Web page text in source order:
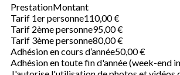
PrestationMontant
Tarif 1er personne110,00 €
Tarif 2ème personne95,00 €
Tarif 3ème personne80,00 €
Adhésion en cours d’année50,00 €
Adhésion en toute fin d'année (week-end